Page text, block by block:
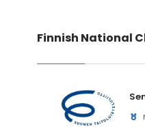
Finnish National